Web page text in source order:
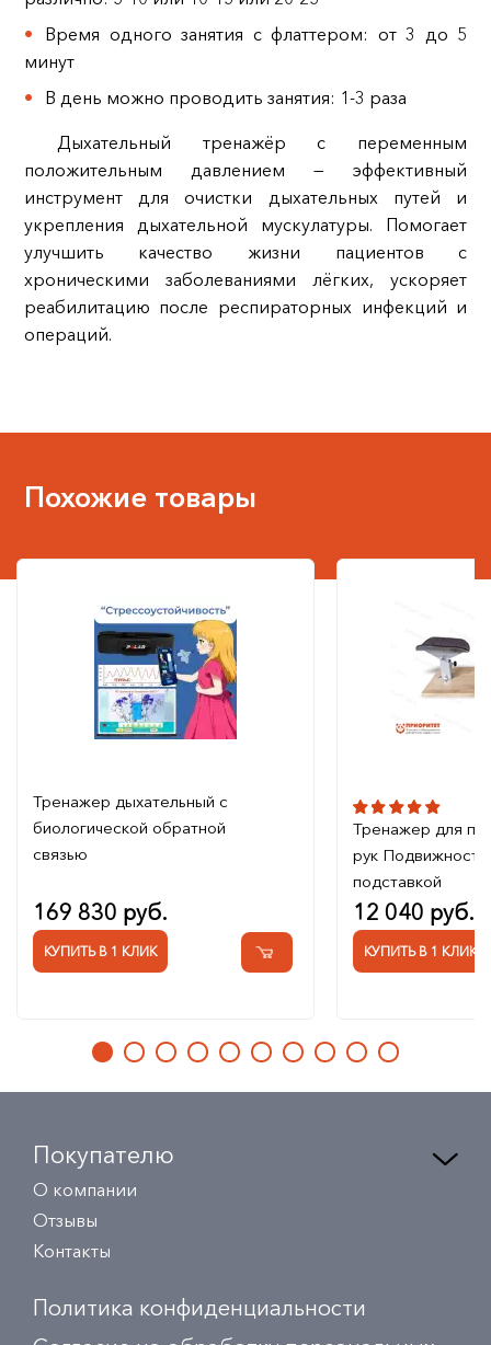
Время одного занятия с флаттером: от 3 до 5
минут
В день можно проводить занятия: 1-3 раза
Дыхательный тренажёр с переменным
положительным давлением — эффективный
инструмент для очистки дыхательных путей и
укрепления дыхательной мускулатуры. Помогает
улучшить качество жизни пациентов с
хроническими заболеваниями лёгких, ускоряет
реабилитацию после респираторных инфекций и
операций.
Похожие товары
Тренажер дыхательный с
биологической обратной
связью
169 830 руб.
КУПИТЬ В 1 КЛИК
Тренажер для
рук Подвижность
подставкой
12 040 руб.
КУПИТЬ В 1 КЛИК
Покупателю
О компании
Отзывы
Контакты
Политика конфиденциальности